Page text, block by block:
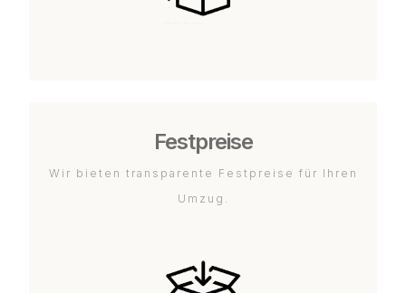
Festpreise
Wir bieten transparente Festpreise für Ihren
Umzug.